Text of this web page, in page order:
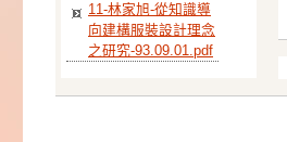
11-林家旭-從知識導
向建構服裝設計理念
之研究-93.09.01.pdf